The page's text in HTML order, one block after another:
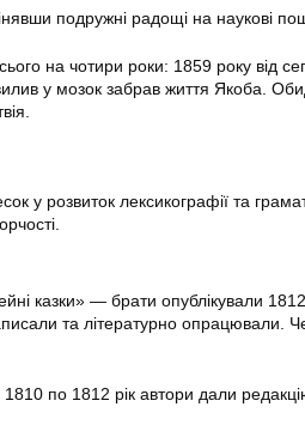
подружні радощі на наукові
на чотири роки: 1859 року від
у мозок забрав життя Якоба.
у розвиток лексикографії та
казки» — брати опублікували
та літературно опрацювали.
1810 по 1812 рік автори дали